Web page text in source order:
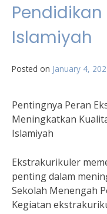
Pendidikan
Islamiyah
Posted on January 4,
Pentingnya Peran
Meningkatkan
Islamiyah
Ekstrakurikuler
penting dalam
Sekolah Menengah
Kegiatan